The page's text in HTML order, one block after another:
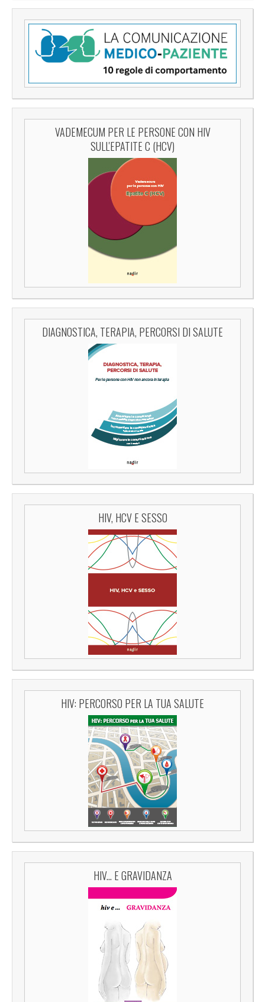
VADEMECUM PER LE PERSONE CON HIV
SULL'EPATITE C (HCV)
DIAGNOSTICA, TERAPIA, PERCORSI DI SALUTE
HIV, HCV E SESSO
HIV: PERCORSO PER LA TUA SALUTE
HIV... E GRAVIDANZA